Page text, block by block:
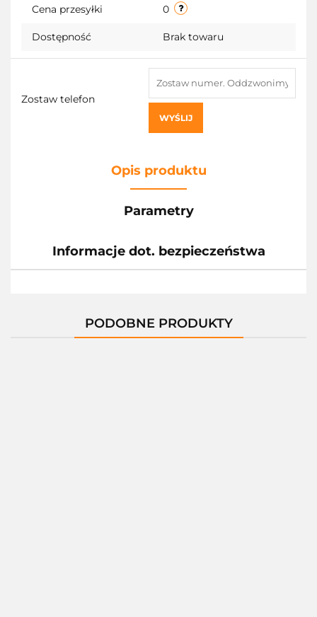
Cena przesyłki 0
Dostępność Brak towaru
Zostaw telefon
WYŚLIJ
Opis produktu
Parametry
Informacje dot. bezpieczeństwa
PODOBNE PRODUKTY